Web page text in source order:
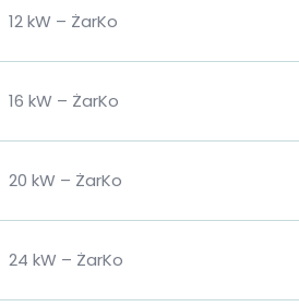
12 kW – ŻarKo
16 kW – ŻarKo
20 kW – ŻarKo
24 kW – ŻarKo